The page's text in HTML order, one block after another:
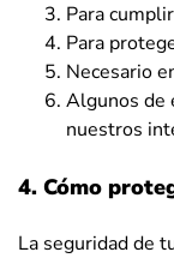
Para
Para
Necesario
Algunos de
nuestros
4. Cómo
La seguridad de